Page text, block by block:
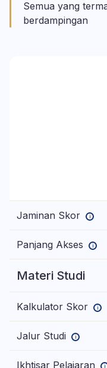
Semua yang
berdampingan
Jaminan Skor i
Panjang Akses i
Materi Studi
Kalkulator Skor i
Jalur Studi i
Ikhtisar Pelajaran i